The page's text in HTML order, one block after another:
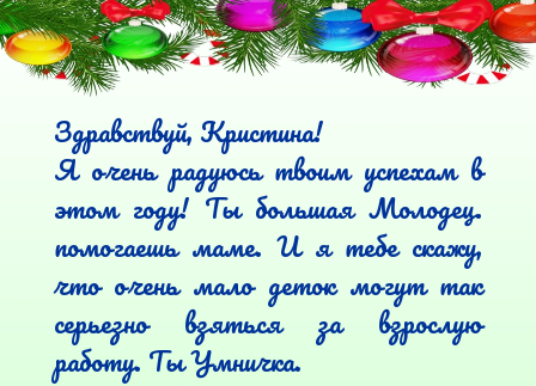
Здравствуй, Кристина!
Я очень радуюсь твоим успехам в
этом году! Ты большая Молодец.
помогаешь маме. И я тебе скажу,
что очень мало деток могут так
серьезно взяться за взрослую
работу. Ты Умничка.